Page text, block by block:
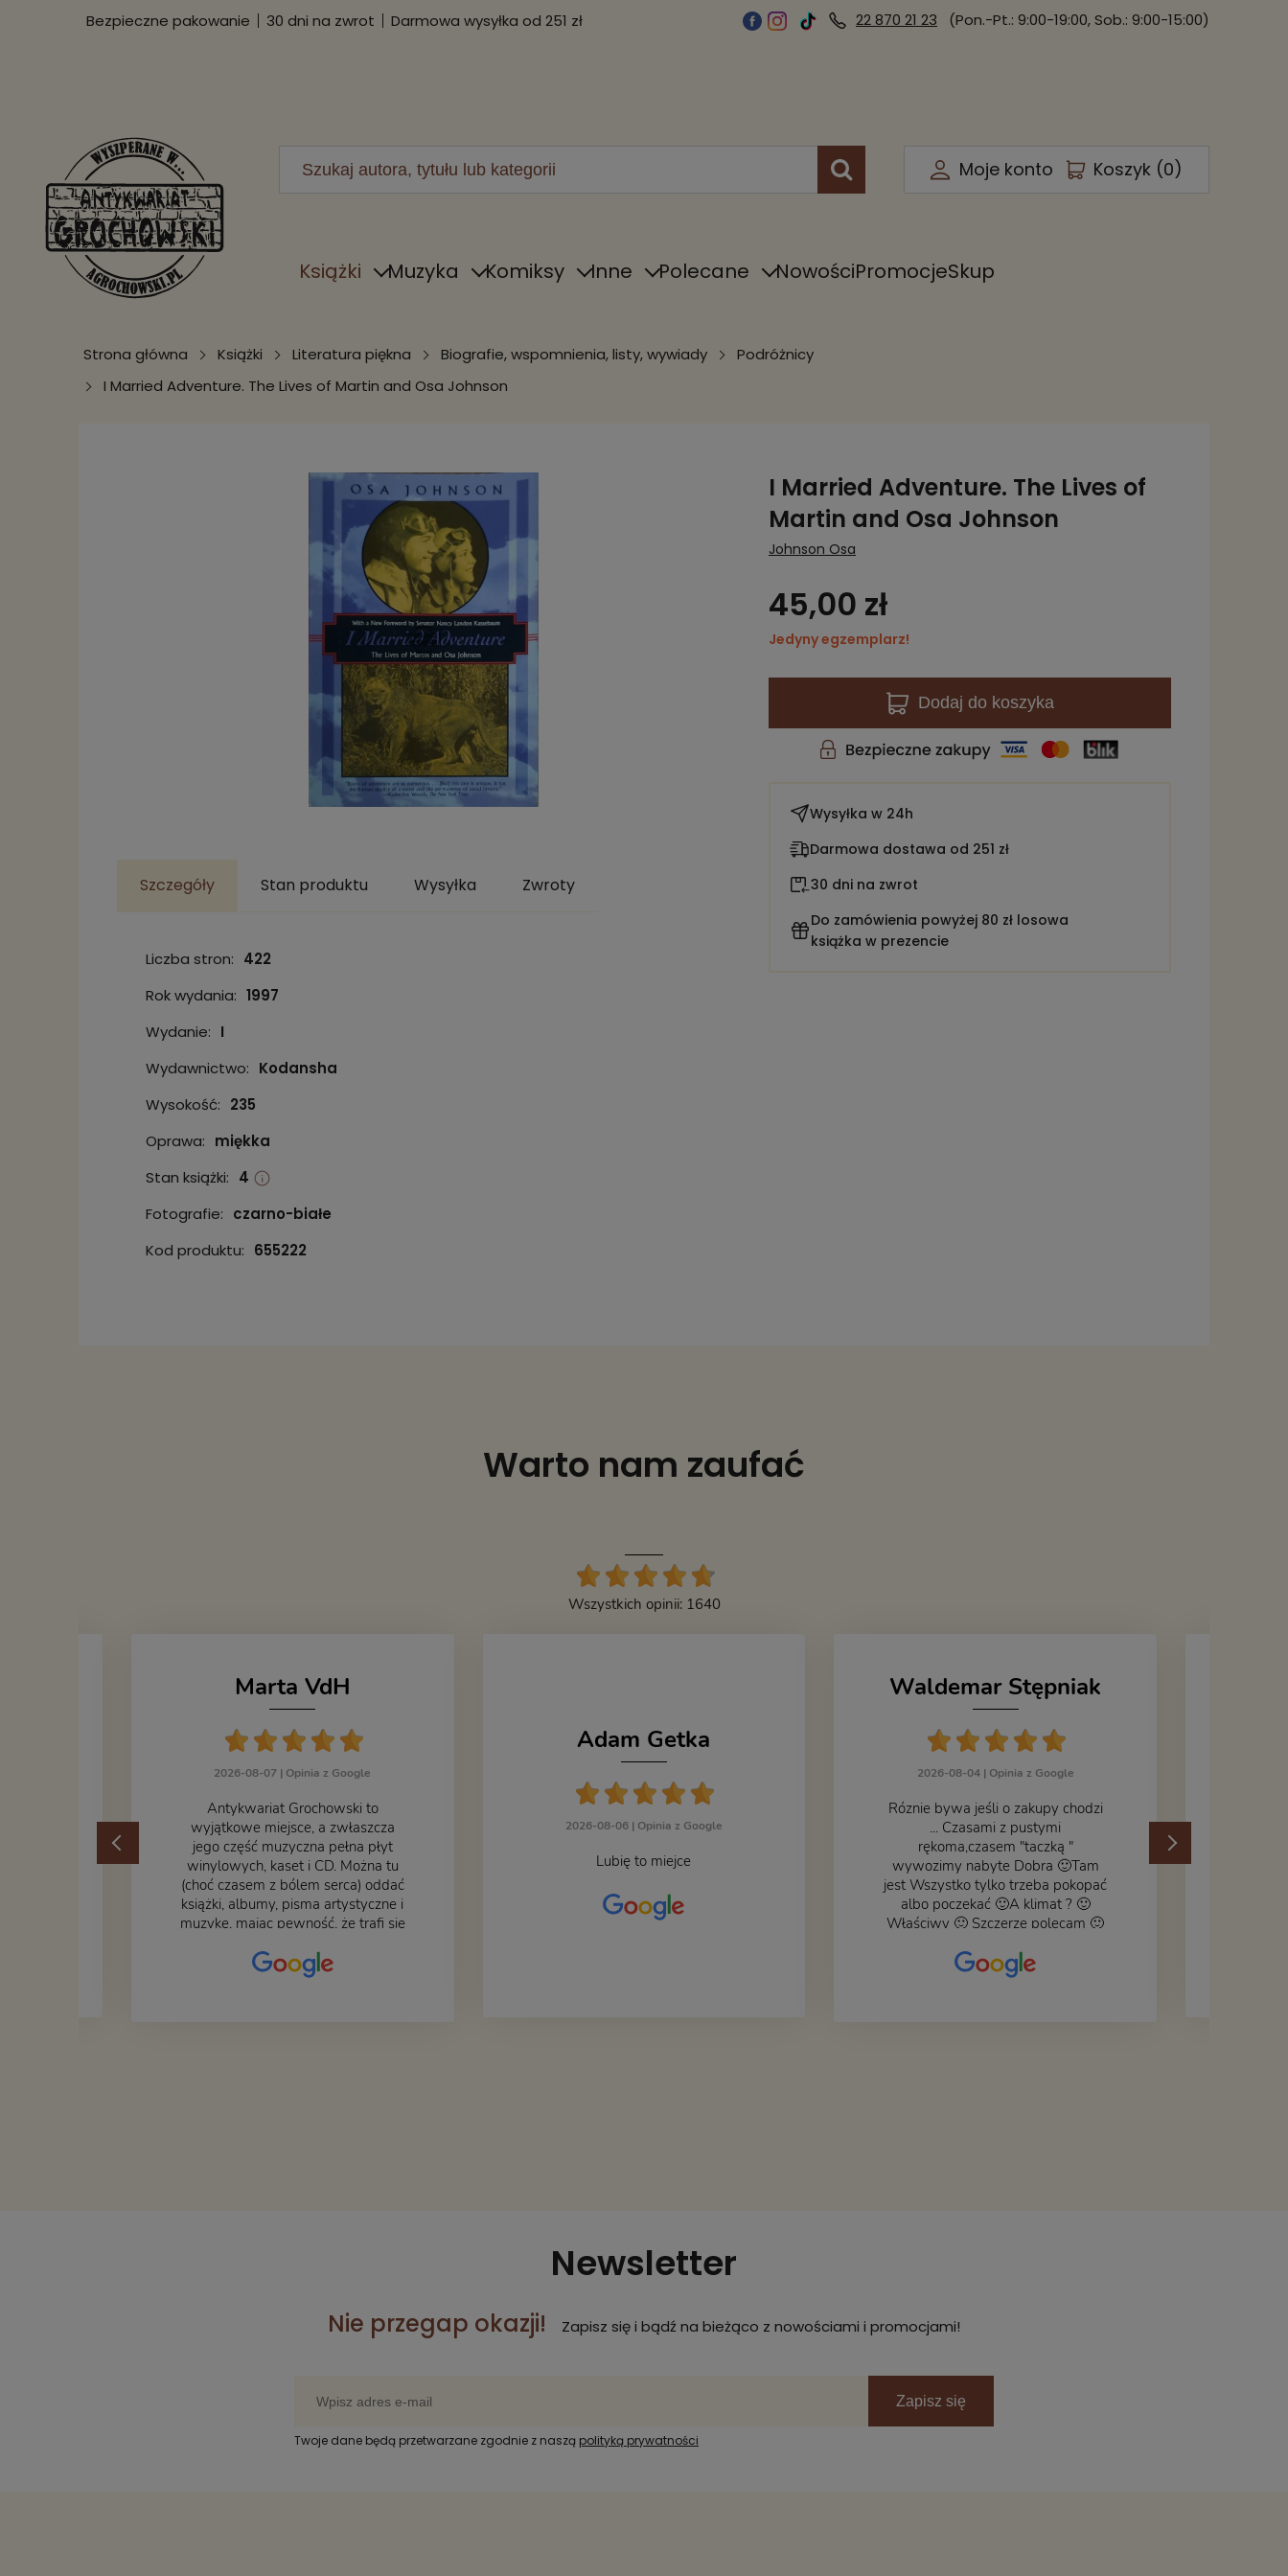
Bezpieczne pakowanie 30 dni na zwrot Darmowa wysyłka od 251 zł 22 870 21 23 (Pon.-Pt.: 9:00-19:00, Sob.: 9:00-15:00)
Moje konto Koszyk (0)
Książki Muzyka Komiksy Inne Polecane NowościPromocjeSkup
Strona główna Książki Literatura piękna Biografie, wspomnienia, listy, wywiady
Podróżnicy
I Married Adventure. The Lives of Martin and Osa Johnson
Szczegóły Stan produktu Wysyłka Zwroty
Liczba stron: 422
Rok wydania: 1997
Wydanie: I
Wydawnictwo: Kodansha
Wysokość: 235
Oprawa: miękka
Stan książki: 4
Fotografie: czarno-białe
Kod produktu: 655222
I Married Adventure. The Lives of
Martin and Osa Johnson
Johnson Osa
45,00 zł
Jedyny egzemplarz!
Dodaj do koszyka
Wysyłka w 24h
Darmowa dostawa od 251 zł
30 dni na zwrot
Do zamówienia powyżej 80 zł losowa
książka w prezencie
Warto nam zaufać
Wszystkich opinii: 1640
Marta VdH
2026-08-07 | Opinia z Google
​Antykwariat Grochowski to
wyjątkowe miejsce, a zwłaszcza
jego część muzyczna pełna płyt
winylowych, kaset i CD. Można tu
(choć czasem z bólem serca) oddać
książki, albumy, pisma artystyczne i
muzykę, mając pewność, że trafi się
zdjęciu – nasze książki w trakcie
przepakowywania. Część
Adam Getka
2026-08-06 | Opinia z Google
Lubię to miejce
Waldemar Stępniak
2026-08-04 | Opinia z Google
Róznie bywa jeśli o zakupy chodzi
... Czasami z pustymi
rękoma,czasem "taczką "
wywozimy nabyte Dobra 🙂Tam
jest Wszystko tylko trzeba pokopać
albo poczekać 🙂A klimat ? 🙂
Właściwy 🙂 Szczerze polecam 🙂
do wystroju wnętrza... Się znajdzie
na bank 🙂
Newsletter
Nie przegap okazji! Zapisz się i bądź na bieżąco z nowościami i promocjami!
Zapisz się
Twoje dane będą przetwarzane zgodnie z naszą polityką prywatności